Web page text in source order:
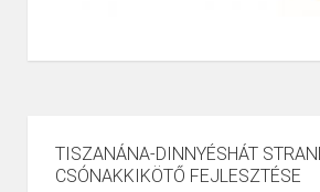
TISZANÁNA-DINNYÉSHÁT
CSÓNAKKIKÖTŐ FEJLESZTÉSE